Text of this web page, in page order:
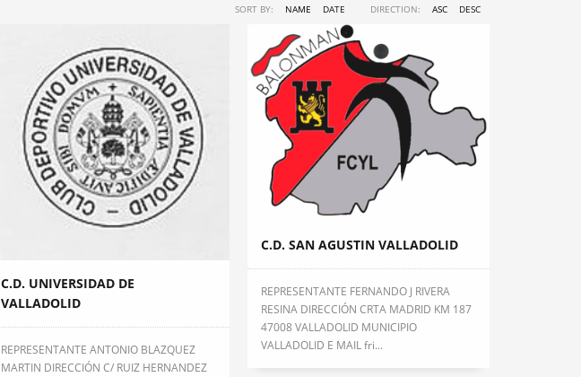
SORT BY: NAME DATE DIRECTION: ASC DESC
C.D. UNIVERSIDAD DE
VALLADOLID
REPRESENTANTE ANTONIO BLAZQUEZ
MARTIN DIRECCIÓN C/ RUIZ HERNANDEZ
C.D. SAN AGUSTIN VALLADOLID
REPRESENTANTE FERNANDO J RIVERA
RESINA DIRECCIÓN CRTA MADRID KM 187
47008 VALLADOLID MUNICIPIO
VALLADOLID E MAIL fri...